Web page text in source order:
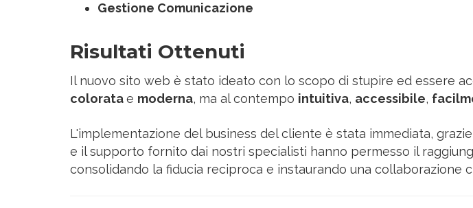
Gestione Comunicazione
Risultati Ottenuti
Il nuovo sito web è stato ideato con lo scopo di stupire ed essere
coloratae moderna, ma al contempo intuitiva, accessibile,
L'implementazione del business del cliente è stata immediata,
e il supporto fornito dai nostri specialisti hanno permesso il
consolidando la fiducia reciproca e instaurando una collaborazione